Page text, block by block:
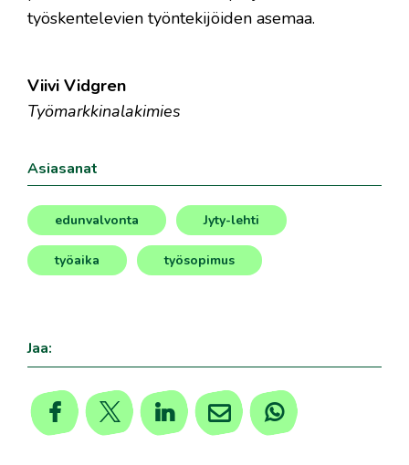
työskentelevien työntekijöiden asemaa.
Viivi Vidgren
Työmarkkinalakimies
Asiasanat
edunvalvonta
,
Jyty-lehti
, työaika työsopimus
Jaa: